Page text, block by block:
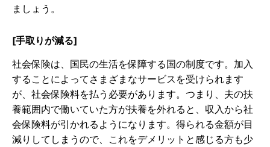
ましょう。
[手取りが減る]
社会保険は、国民の生活を保障する国の制度です。加入
することによってさまざまなサービスを受けられます
が、社会保険料を払う必要があります。つまり、夫の扶
養範囲内で働いていた方が扶養を外れると、収入から社
会保険料が引かれるようになります。得られる金額が目
減りしてしまうので、これをデメリットと感じる方も少